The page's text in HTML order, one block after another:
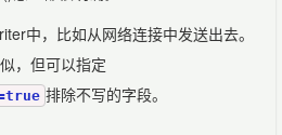
中，比如从网络连接中发送出去。
，但可以指定
排除不写的字段。